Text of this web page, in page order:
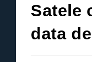
Satele
data